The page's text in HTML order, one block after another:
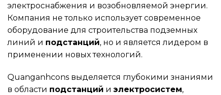
электроснабжения и возобновляемой энергии.
Компания не только использует современное
оборудование для строительства подземных
линий и подстанций, но и является лидером в
применении новых технологий.
Quanganhcons выделяется глубокими знаниями
в области подстанций и электросистем,